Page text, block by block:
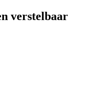
verstelbaar